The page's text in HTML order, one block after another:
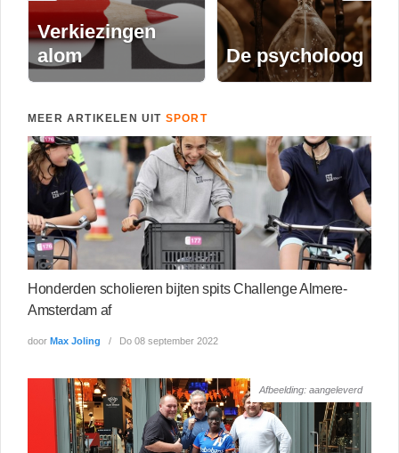
Verkiezingen
alom
De psycholoog
MEER ARTIKELEN UIT SPORT
Honderden scholieren bijten spits Challenge Almere-
Amsterdam af
door Max Joling Do 08 september 2022
Afbeelding: aangeleverd